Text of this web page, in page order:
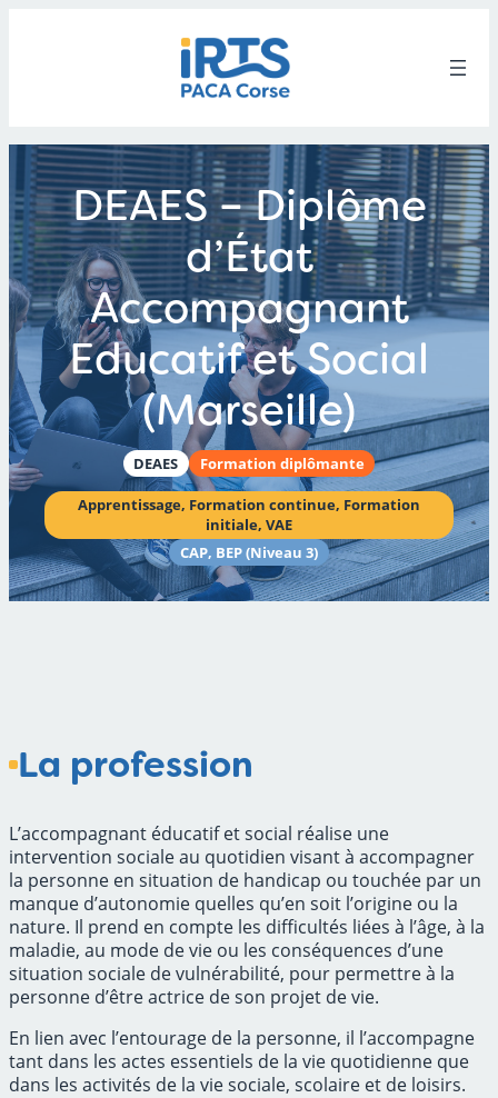
DEAES – Diplôme
d’État
Accompagnant
Educatif et Social
(Marseille)
DEAES Formation diplômante
Apprentissage, Formation continue, Formation
initiale, VAE
CAP, BEP (Niveau 3)
La profession
L’accompagnant éducatif et social réalise une
intervention sociale au quotidien visant à accompagner
la personne en situation de handicap ou touchée par un
manque d’autonomie quelles qu’en soit l’origine ou la
nature. Il prend en compte les difficultés liées à l’âge, à la
maladie, au mode de vie ou les conséquences d’une
situation sociale de vulnérabilité, pour permettre à la
personne d’être actrice de son projet de vie.
En lien avec l’entourage de la personne, il l’accompagne
tant dans les actes essentiels de la vie quotidienne que
dans les activités de la vie sociale, scolaire et de loisirs.